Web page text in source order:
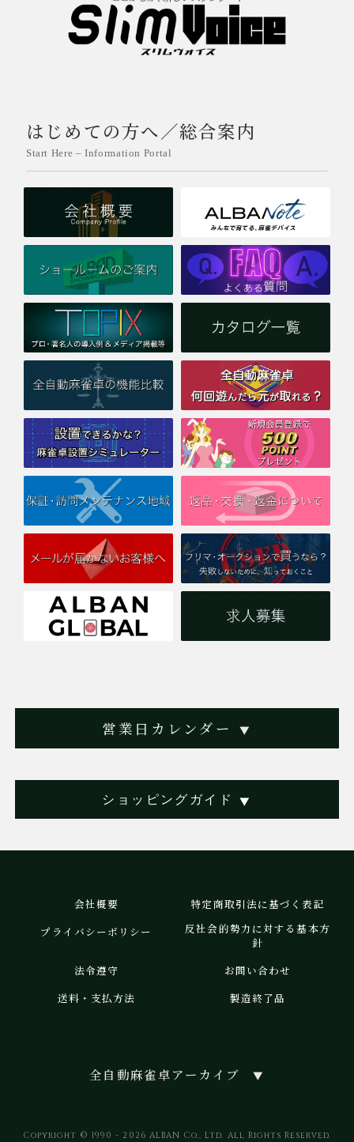
はじめての方へ／総合案内
Start Here – Information Portal
営業日カレンダー ▼
ショッピングガイド ▼
会社概要
特定商取引法に基づく表記
プライバシーポリシー
反社会的勢力に対する基本方
針
法令遵守
お問い合わせ
送料・支払方法
製造終了品
全自動麻雀卓アーカイブ ▼
Copyright © 1990 - 2026 ALBAN Co., Ltd. All Rights Reserved.